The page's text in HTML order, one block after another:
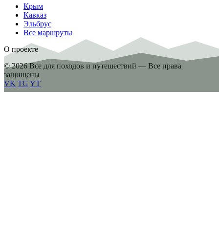
Крым
Кавказ
Эльбрус
Все маршруты
О проекте
© 2026 Все для походов и путешествий — Все права
защищены
VK TG YT